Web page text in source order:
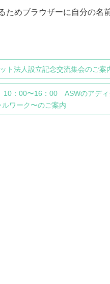
ためブラウザーに自分の名
ト法人設立記念交流集会のご案
10：00〜16：00 ASWのア
ワーク〜のご案内